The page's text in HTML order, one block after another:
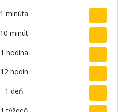
1 minúta
10 minút
1 hodina
12 hodín
1 deň